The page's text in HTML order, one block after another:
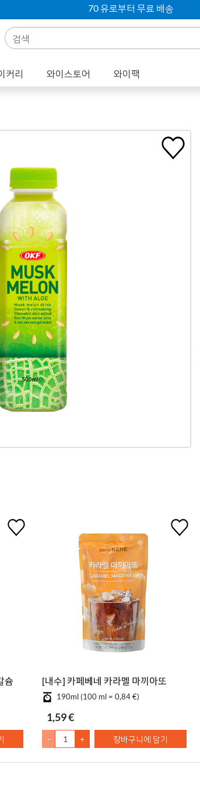
70 유로부터 무료 배송
커리 와이스토어 와이팩
슘 [내수] 카페베네 카라멜 마끼아또
190ml (100 ml = 0,84 €)
1,59 €
- + 장바구니에 담기